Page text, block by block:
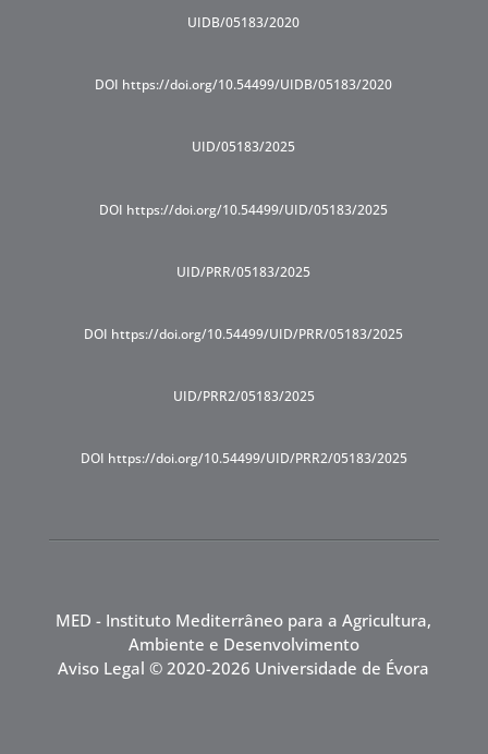
UIDB/05183/2020
DOI https://doi.org/10.54499/UIDB/05183/2020
UID/05183/2025
DOI https://doi.org/10.54499/UID/05183/2025
UID/PRR/05183/2025
DOI https://doi.org/10.54499/UID/PRR/05183/2025
UID/PRR2/05183/2025
DOI https://doi.org/10.54499/UID/PRR2/05183/2025
MED - Instituto Mediterrâneo para a Agricultura,
Ambiente e Desenvolvimento
Aviso Legal © 2020-2026 Universidade de Évora